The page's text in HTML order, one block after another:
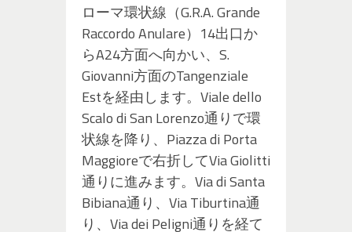
ローマ環状線（G.R.A. Grande
Raccordo Anulare）14出口か
らA24方面へ向かい、S.
Giovanni方面のTangenziale
Estを経由します。Viale dello
Scalo di San Lorenzo通りで環
状線を降り、Piazza di Porta
Maggioreで右折してVia Giolitti
通りに進みます。Via di Santa
Bibiana通り、Via Tiburtina通
り、Via dei Peligni通りを経て